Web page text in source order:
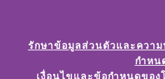
รักษาข้อมูลส่วนตัวและควา
กำหน
เงื่อนไขและข้อกำหนดขอ